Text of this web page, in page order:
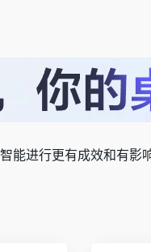
能进行更有成效和有影